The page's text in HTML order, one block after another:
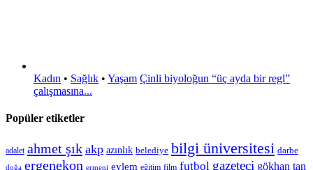
Kadın • Sağlık • Yaşam Çinli biyoloğun “üç ayda bir regl”
çalışmasına...
Popüler etiketler
adalet ahmet şık akp azınlık belediye bilgi üniversitesi darbe
doğa ergenekon ermeni eylem eğitim film futbol gazeteci gökhan tan